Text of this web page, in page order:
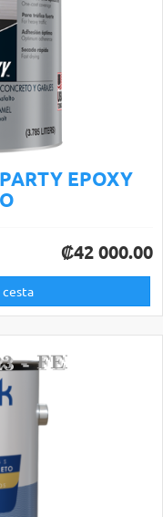
EPOXY
₡42 000.00
cesta